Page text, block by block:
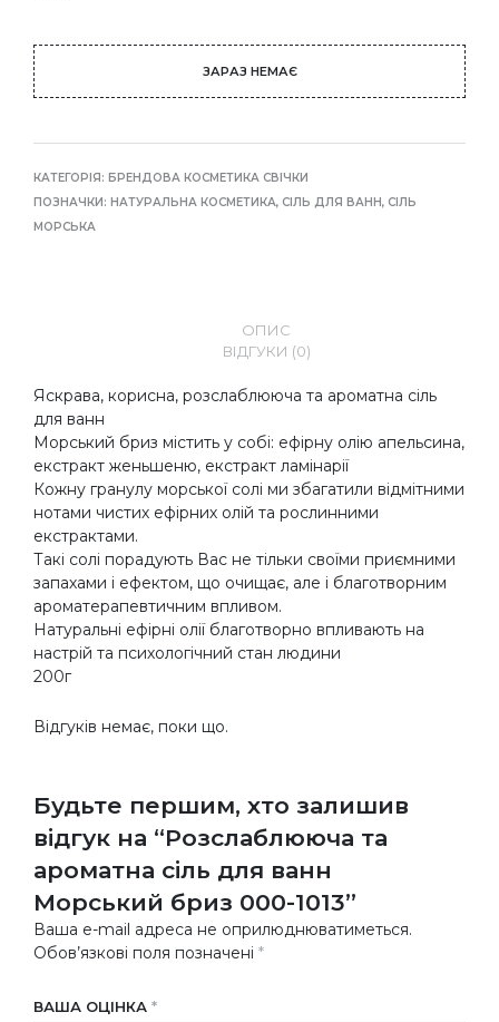
ЗАРАЗ НЕМАЄ
КАТЕГОРІЯ: БРЕНДОВА КОСМЕТИКА СВІЧКИ
ПОЗНАЧКИ: НАТУРАЛЬНА КОСМЕТИКА, СІЛЬ ДЛЯ ВАНН, СІЛЬ
МОРСЬКА
ОПИС
ВІДГУКИ (0)
Яскрава, корисна, розслаблююча та ароматна сіль
для ванн
Морський бриз містить у собі: ефірну олію апельсина,
екстракт женьшеню, екстракт ламінарії
Кожну гранулу морської солі ми збагатили відмітними
нотами чистих ефірних олій та рослинними
екстрактами.
Такі солі порадують Вас не тільки своїми приємними
запахами і ефектом, що очищає, але і благотворним
ароматерапевтичним впливом.
Натуральні ефірні олії благотворно впливають на
настрій та психологічний стан людини
200г
Відгуків немає, поки що.
Будьте першим, хто залишив
відгук на “Розслаблююча та
ароматна сіль для ванн
Морський бриз 000-1013”
Ваша e-mail адреса не оприлюднюватиметься.
Обов’язкові поля позначені *
ВАША ОЦІНКА *